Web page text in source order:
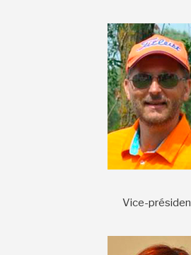
Vice-